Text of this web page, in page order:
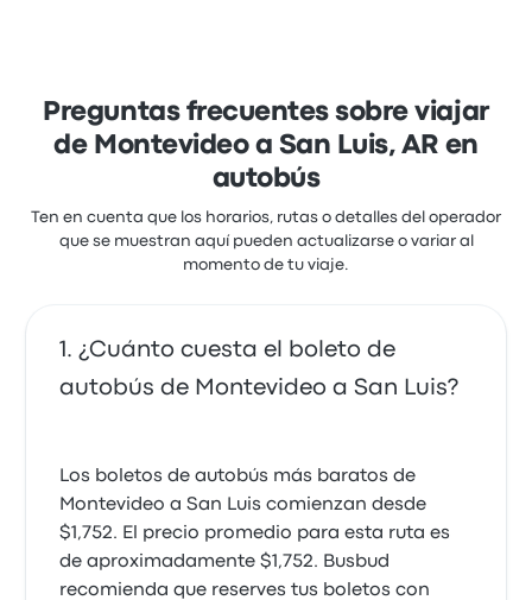
Preguntas frecuentes sobre viajar
de Montevideo a San Luis, AR en
autobús
Ten en cuenta que los horarios, rutas o detalles del operador
que se muestran aquí pueden actualizarse o variar al
momento de tu viaje.
¿Cuánto cuesta el boleto de
autobús de Montevideo a San Luis?
Los boletos de autobús más baratos de
Montevideo a San Luis comienzan desde
$1,752. El precio promedio para esta ruta es
de aproximadamente $1,752. Busbud
recomienda que reserves tus boletos con